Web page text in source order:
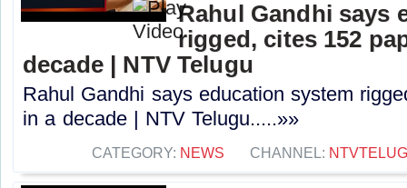
Rahul Gandhi says
rigged, cites 152
decade | NTV Telugu
Rahul Gandhi says education system
in a decade | NTV Telugu.....»»
CATEGORY: NEWS CHANNEL: